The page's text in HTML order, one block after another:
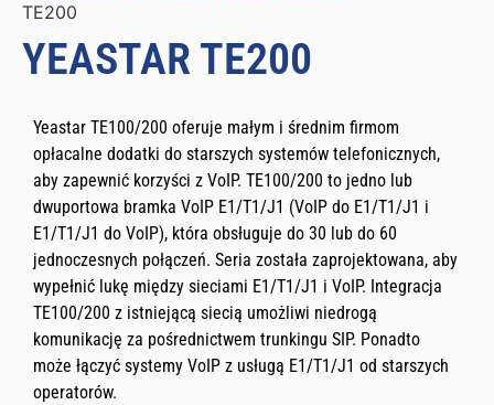
TE200
YEASTAR TE200
Yeastar TE100/200 oferuje małym i średnim firmom
opłacalne dodatki do starszych systemów telefonicznych,
aby zapewnić korzyści z VoIP. TE100/200 to jedno lub
dwuportowa bramka VoIP E1/T1/J1 (VoIP do E1/T1/J1 i
E1/T1/J1 do VoIP), która obsługuje do 30 lub do 60
jednoczesnych połączeń. Seria została zaprojektowana, aby
wypełnić lukę między sieciami E1/T1/J1 i VoIP. Integracja
TE100/200 z istniejącą siecią umożliwi niedrogą
komunikację za pośrednictwem trunkingu SIP. Ponadto
może łączyć systemy VoIP z usługą E1/T1/J1 od starszych
operatorów.